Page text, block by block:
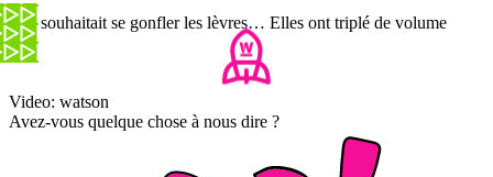
Elle souhaitait se gonfler les lèvres… Elles ont triplé de volume
Video: watson
Avez-vous quelque chose à nous dire ?